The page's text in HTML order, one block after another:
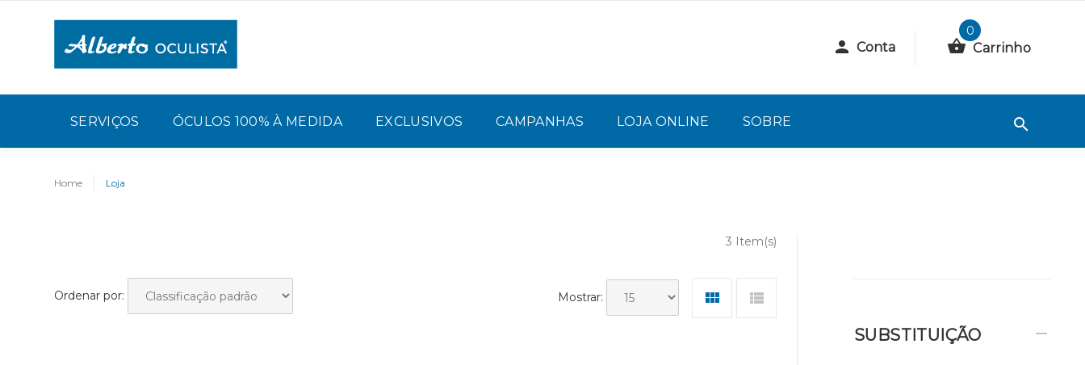
Conta
0
Carrinho
SERVIÇOS ÓCULOS 100% À MEDIDA EXCLUSIVOS CAMPANHAS LOJA ONLINE SOBRE
Home Loja
3 Item(s)
Ordenar por: Mostrar:
SUBSTITUIÇÃO